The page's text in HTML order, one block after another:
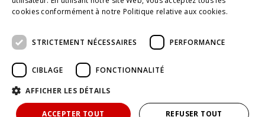
S'abonner à la newsletter
Propulsé par KOMUNIQUE
hello@taxlawblog.ch
FRENCH
cookies conformément à notre Politique relative aux cookies.
STRICTEMENT NÉCESSAIRES
PERFORMANCE
CIBLAGE FONCTIONNALITÉ
AFFICHER LES DÉTAILS
ACCEPTER TOUT REFUSER TOUT